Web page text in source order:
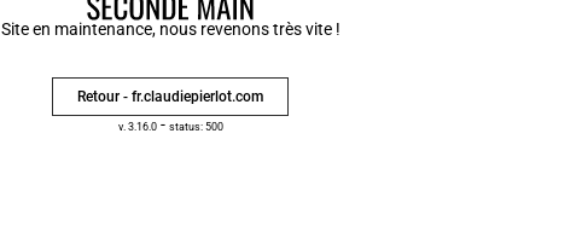
Site en maintenance, nous revenons très vite !
Retour - fr.claudiepierlot.com
v. 3.16.0- status: 500